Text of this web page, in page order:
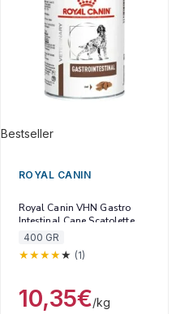
Bestseller
ROYAL CANIN
Royal Canin VHN Gastro
Intestinal Cane Scatolette
400 GR
(1)
10,35€/kg